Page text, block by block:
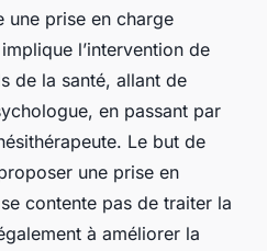
une prise en charge
l’intervention de
de la santé, allant de
en passant par
Le but de
une prise en
contente pas de traiter la
à améliorer la